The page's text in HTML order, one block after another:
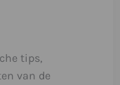
tips,
van de